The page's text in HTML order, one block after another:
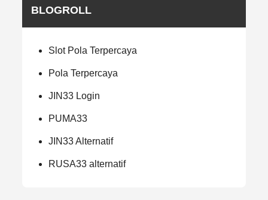
BLOGROLL
Slot Pola Terpercaya
Pola Terpercaya
JIN33 Login
PUMA33
JIN33 Alternatif
RUSA33 alternatif